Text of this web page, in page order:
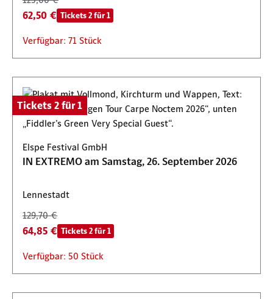
62,50 € Tickets 2 für 1
Verfügbar: 71 Stück
Tickets 2 für 1
Elspe Festival GmbH
IN EXTREMO am Samstag, 26. September 2026
Lennestadt
129,70 €
64,85 € Tickets 2 für 1
Verfügbar: 50 Stück